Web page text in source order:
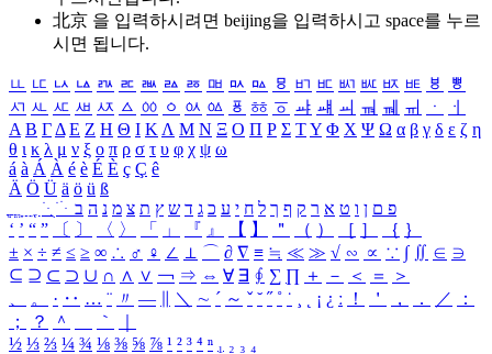
北京 을 입력하시려면 beijing을 입력하시고 space를 누르
시면 됩니다.
ㅥ ㅦ ㅧ ㅨ ㅩ ㅪ ㅫ ㅬ ㅭ ㅮ ㅯ ㅰ ㅱ ㅲ ㅳ ㅴ ㅵ ㅶ ㅷ ㅸ
ㅹ
ㅺ ㅻ ㅼ ㅽ ㅾ ㅿ ㆀ ㆁ ㆂ ㆃ ㆄ ㆅ ㆆ ㆇ ㆈ ㆉ ㆊ ㆋ ㆌ ㆍ
ㆎ
Α Β ΓΔ Ε Ζ Η Θ Ι ΚΛ Μ Ν Ξ Ο Π Ρ Σ ΤΥ Φ Χ Ψ Ω α β γ δ ε ζ η
θ ι κ λ μ ν ξ ο π ρ σ τ υ φ χ ψ ω
á à Á À é è É È ç Ç ê
Ä Ö Ü ä ö ü ß
ִֶֹ ֻּ ׁׂ פ ם ן ו ט א ר ק ף ך ל ח י ע כ ג ד ש ץ ת צ מ נ ה ב
‘ ’ “ ” 〔 〕 〈 〉 「 」 『 』 【 】 ＂ （ ） ［ ］ ｛ ｝
± × ÷ ≠ ≤ ≥ ∞ ∴ ♂ ♀ ∠ ⊥ ⌒ ∂ ∇ ≡ ≒ ≪ ≫ √ ∽ ∝ ∵ ∫ ∬ ∈ ∋
⊆ ⊇ ⊂ ⊃ ∪ ∩ ∧ ∨ ￢ ⇒ ⇔ ∀ ∃ ∮ ∑ ∏ ＋ － ＜ ＝
＞
、
。 · ‥ … ¨ 〃 ― ＼ ∼ ´ ～ ˇ ˘ ˝ ˚ ˙ ¸ ¡ ¿ ː ！ ＇ ， ． ／
：
；
？ ＾ ｀
½ ⅓ ⅔ ¼ ¾ ⅛ ⅜ ⅝ ⅞ ¹ ² ³ ⁴ ⁿ ₁ ₂ ₃ ₄